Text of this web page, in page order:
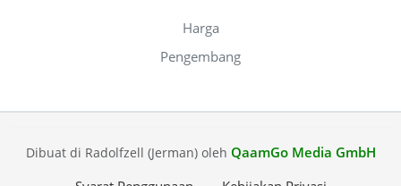
Harga
Pengembang
Dibuat di Radolfzell (Jerman) oleh QaamGo Media GmbH